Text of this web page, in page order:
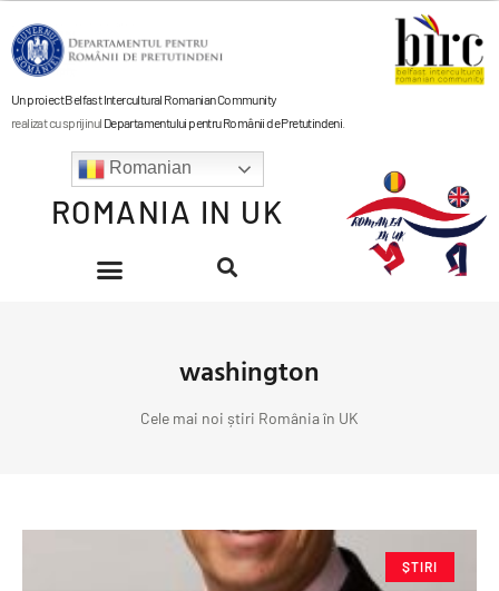
Romanian
ROMANIA IN UK
Un proiect Belfast Intercultural Romanian Community
realizat cu sprijinul Departamentului pentru Românii de Pretutindeni
washington
Cele mai noi știri România în UK
ȘTIRI